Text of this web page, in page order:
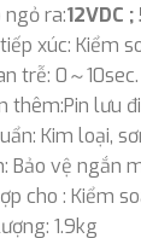
ra:12VDC
xúc: Kiểm
trễ: 0～10sec.
thêm:Pin lưu
Kim loại,
Bảo vệ ngắn
cho : Kiểm
1.9kg